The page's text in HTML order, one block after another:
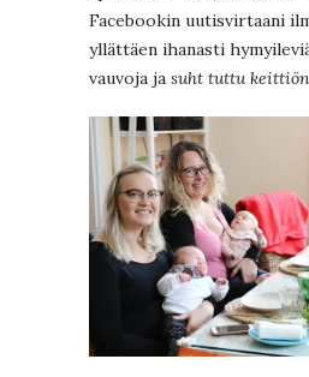
Facebookin uutisvirtaani
yllättäen ihanasti
vauvoja ja suht tuttu